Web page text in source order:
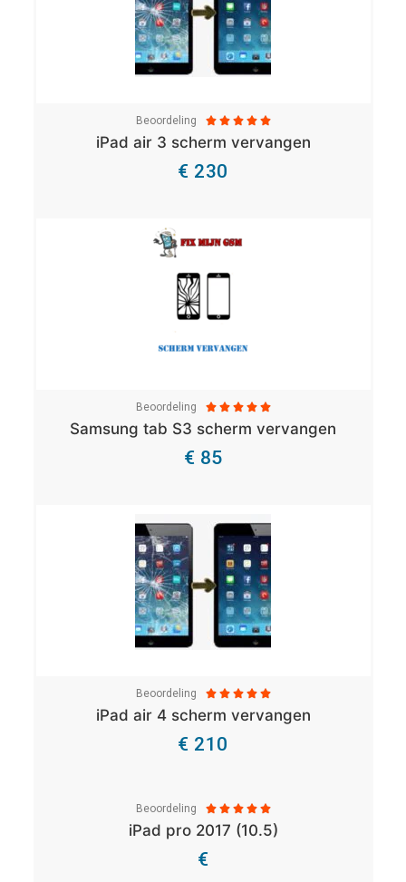
Beoordeling     
iPad air 3 scherm vervangen
€ 230
Bekijk Details
Beoordeling     
Samsung tab S3 scherm vervangen
€ 85
Bekijk Details
Beoordeling     
iPad air 4 scherm vervangen
€ 210
Bekijk Details
Beoordeling     
iPad pro 2017 (10.5)
€
Bekijk Details